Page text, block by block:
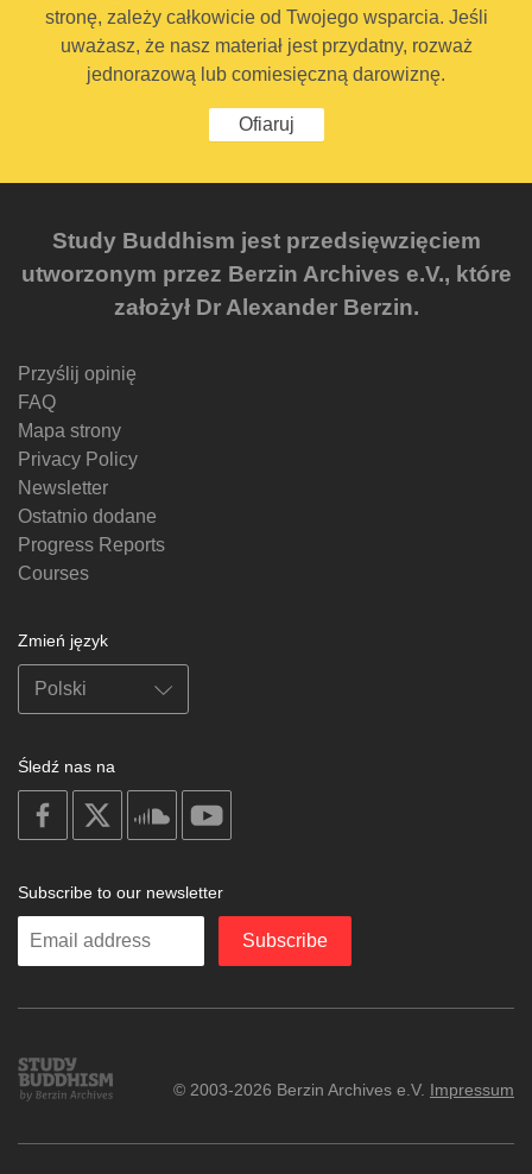
stronę, zależy całkowicie od Twojego wsparcia. Jeśli
uważasz, że nasz materiał jest przydatny, rozważ
jednorazową lub comiesięczną darowiznę.
Ofiaruj
Study Buddhism jest przedsięwzięciem
utworzonym przez Berzin Archives e.V., które
założył Dr Alexander Berzin.
Przyślij opinię
FAQ
Mapa strony
Privacy Policy
Newsletter
Ostatnio dodane
Progress Reports
Courses
Zmień język
Śledź nas na
on
facebook
soundcloud
Subscribe to our newsletter
Enter
Subscribe
Study
Buddhism
© 2003-2026 Berzin Archives e.V. Impressum